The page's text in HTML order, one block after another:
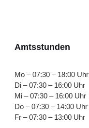
Amtsstunden
Mo – 07:30 – 18:00 Uhr
Di – 07:30 – 16:00 Uhr
Mi – 07:30 – 16:00 Uhr
Do – 07:30 – 14:00 Uhr
Fr – 07:30 – 13:00 Uhr